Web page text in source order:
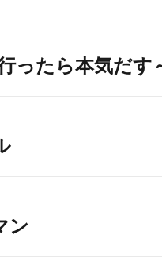
ったら本気だす
ン